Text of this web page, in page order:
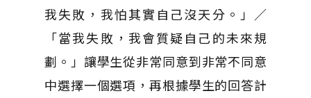
我失敗，我怕其實自己沒天分。」／
「當我失敗，我會質疑自己的未來規
劃。」讓學生從非常同意到非常不同意
中選擇一個選項，再根據學生的回答計